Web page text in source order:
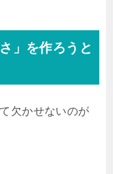
」を作ろうと
欠かせないのが